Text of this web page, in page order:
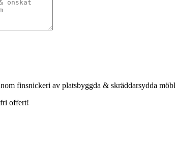
finsnickeri av platsbyggda & skräddarsydda
offert!